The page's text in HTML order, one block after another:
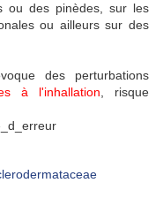
ou des pinèdes, sur les
ou ailleurs sur des
des perturbations
à l'inhallation , risque